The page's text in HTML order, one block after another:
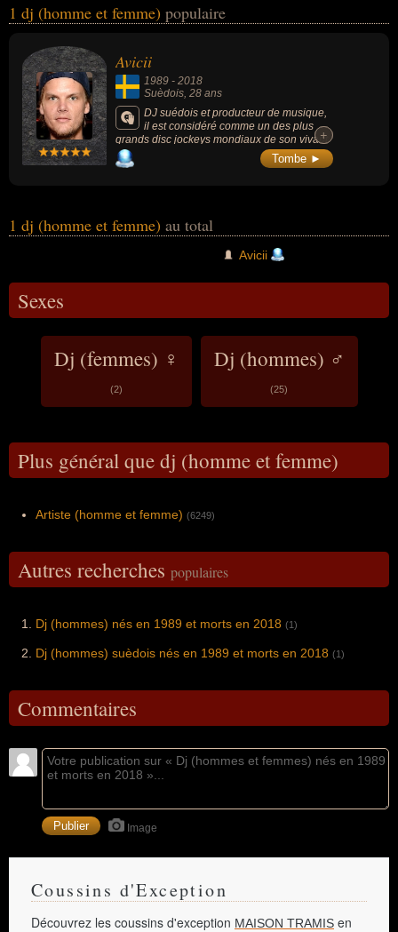
électronique. Ces célébrités peuvent également avoir été artiste,
concerne leurs nationalités au moment de leurs morts, ils peuvent
avoir été suèdois par exemple.
1 dj (homme et femme) populaire
Avicii
1989 - 2018
Suèdois, 28 ans
DJ suédois et producteur de musique,
il est considéré comme un des plus
grands disc jockeys mondiaux de son vivant
et pionnier de la scène Electronic Dance
Music (EDM). Il se fait connaître avec son
de l'été 2013 et détrône de nombreux
records.
+
+
Tombe ►
1 dj (homme et femme) au total
Avicii
Sexes
Dj (femmes) ♀
(2)
Dj (hommes) ♂
(25)
Plus général que dj (homme et femme)
Artiste (homme et femme) (6249)
Autres recherches populaires
Dj (hommes) nés en 1989 et morts en 2018 (1)
Dj (hommes) suèdois nés en 1989 et morts en 2018 (1)
Commentaires
Image
Coussins d'Exception
Découvrez les coussins d'exception MAISON TRAMIS en